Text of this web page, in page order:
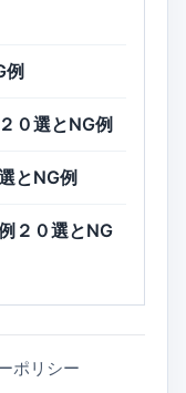
例
０選とNG例
とNG例
２０選とNG
ポリシー